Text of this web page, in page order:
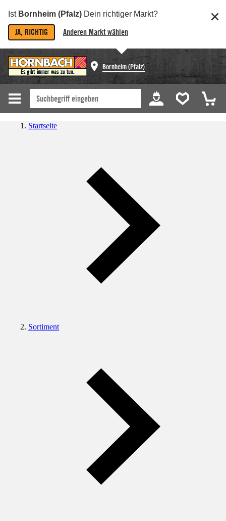
Ist Bornheim (Pfalz) Dein richtiger Markt?
JA, RICHTIG Anderen Markt wählen
Bornheim (Pfalz)
Startseite
Sortiment